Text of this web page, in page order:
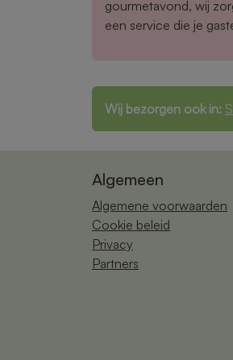
gourmetavond, wij
een service die je
Wij bezorgen ook in:
Algemeen
Algemene voorwaarden
Cookie beleid
Privacy
Partners